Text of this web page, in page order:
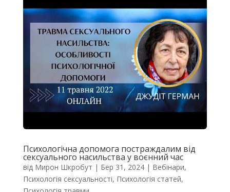
Психологічна допомога постраждалим від
сексуального насильства у воєнний час
від Мирон Шкробут | Бер 31, 2024| Вебінари,
Психологія сексуальності, Психологія статей,